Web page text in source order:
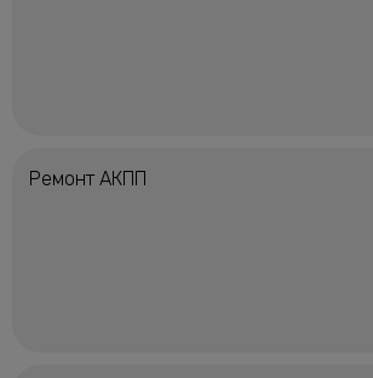
Ремонт АКПП